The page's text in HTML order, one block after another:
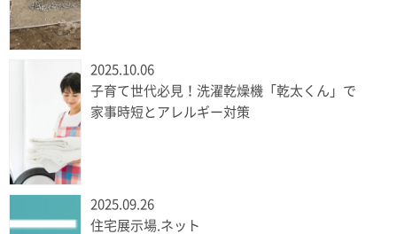
2025.10.06
子育て世代必見！洗濯乾燥機「乾太くん」で
家事時短とアレルギー対策
2025.09.26
住宅展示場.ネット